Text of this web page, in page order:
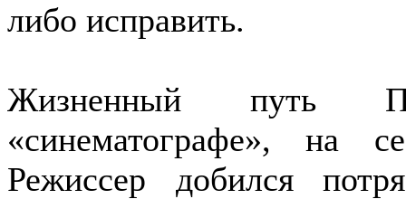
либо исправить.
Жизненный путь
«синематографе», на
Режиссер добился